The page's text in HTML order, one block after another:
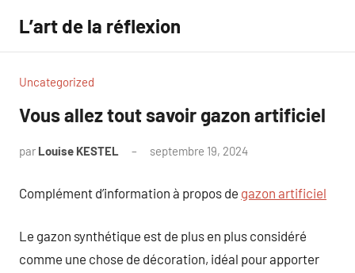
contenu
L’art de la réflexion
Uncategorized
Vous allez tout savoir gazon artificiel
par Louise KESTEL septembre 19, 2024
Complément d’information à propos de gazon artificiel
Le gazon synthétique est de plus en plus considéré
comme une chose de décoration, idéal pour apporter